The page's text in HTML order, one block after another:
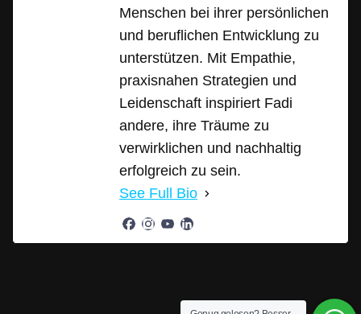
Menschen bei ihrer persönlichen
und beruflichen Entwicklung zu
unterstützen. Mit Empathie,
praxisnahen Strategien und
Leidenschaft inspiriert Fadi
andere, ihre Träume zu
verwirklichen und nachhaltig
erfolgreich zu sein.
See Full Bio